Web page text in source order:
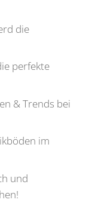
die
perfekte
& Trends bei
im
und